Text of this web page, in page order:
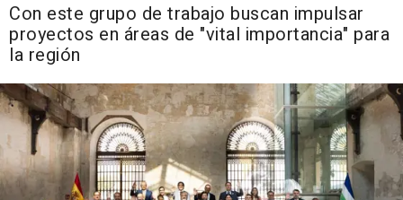
Con este grupo de trabajo buscan impulsar
proyectos en áreas de "vital importancia" para
la región